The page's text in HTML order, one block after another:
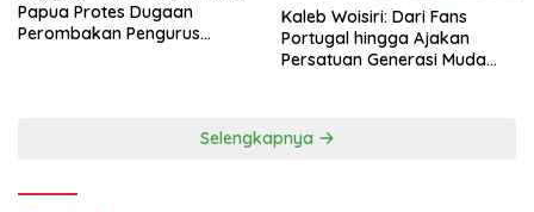
Papua Protes Dugaan
Perombakan Pengurus
Kaleb Woisiri: Dari Fans
Portugal hingga Ajakan
Persatuan Generasi Muda
Selengkapnya